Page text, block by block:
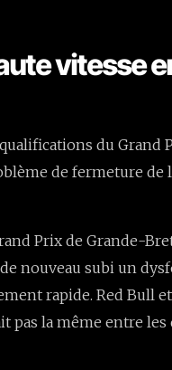
vitesse
du Grand
de fermeture de
Prix de Grande-
nouveau subi un
rapide. Red Bull
pas la même entre